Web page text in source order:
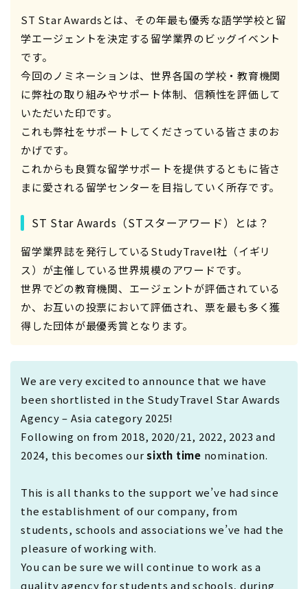
ST Star Awardsとは、その年最も優秀な語学学校と留
学エージェントを決定する留学業界のビッグイベント
です。
今回のノミネーションは、世界各国の学校・教育機関
に弊社の取り組みやサポート体制、信頼性を評価して
いただいた印です。
これも弊社をサポートしてくださっている皆さまのお
かげです。
これからも良質な留学サポートを提供するともに皆さ
まに愛される留学センターを目指していく所存です。
ST Star Awards（STスターアワード）とは？
留学業界誌を発行しているStudyTravel社（イギリ
ス）が主催している世界規模のアワードです。
世界でどの教育機関、エージェントが評価されている
か、お互いの投票において評価され、票を最も多く獲
得した団体が最優秀賞となります。
We are very excited to announce that we have
been shortlisted in the StudyTravel Star Awards
Agency – Asia category 2025!
Following on from 2018, 2020/21, 2022, 2023 and
2024, this becomes oursixth time nomination.
This is all thanks to the support we’ve had since
the establishment of our company, from
students, schools and associations we’ve had the
pleasure of working with.
You can be sure we will continue to work as a
quality agency for students and schools, during